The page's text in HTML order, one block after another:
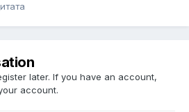
later. If you have an account,
account.